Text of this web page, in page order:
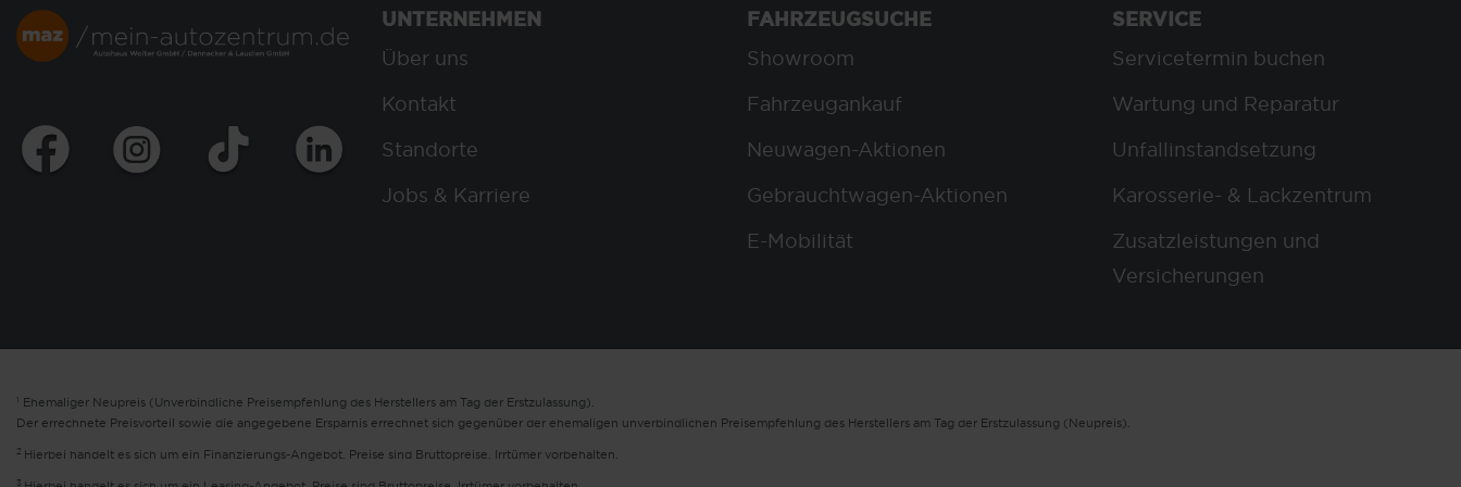
UNTERNEHMEN
Über uns
Kontakt
Standorte
Jobs & Karriere
FAHRZEUGSUCHE
Showroom
Fahrzeugankauf
Neuwagen-Aktionen
Gebrauchtwagen-Aktionen
E-Mobilität
SERVICE
Servicetermin buchen
Wartung und Reparatur
Unfallinstandsetzung
Karosserie- & Lackzentrum
Zusatzleistungen und
Versicherungen
1 Ehemaliger Neupreis (Unverbindliche Preisempfehlung des Herstellers am Tag der Erstzulassung).
Der errechnete Preisvorteil sowie die angegebene Ersparnis errechnet sich gegenüber der ehemaligen unverbindlichen Preisempfehlung des Herstellers am Tag der Erstzulassung (Neupreis).
2 Hierbei handelt es sich um ein Finanzierungs-Angebot. Preise sind Bruttopreise. Irrtümer vorbehalten.
3